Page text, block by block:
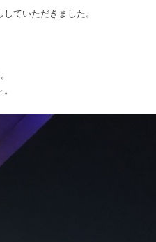
ていただきました。